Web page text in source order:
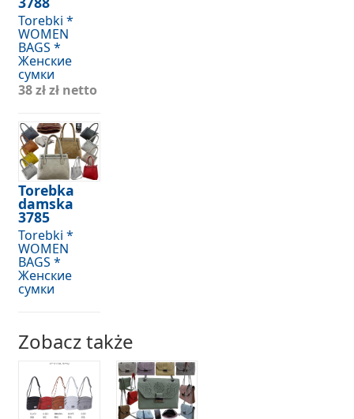
Torebki *
WOMEN
BAGS *
Женские
сумки
38 złzł netto
Torebka
damska
3785
Torebki *
WOMEN
BAGS *
Женские
сумки
Zobacz także